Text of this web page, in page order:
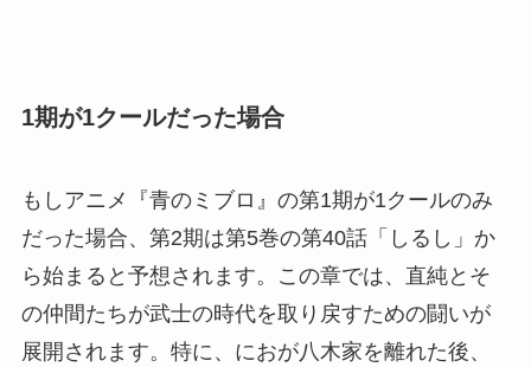
1期が1クールだった場合
もしアニメ『青のミブロ』の第1期が1クールのみ
だった場合、第2期は第5巻の第40話「しるし」か
ら始まると予想されます。この章では、直純とそ
の仲間たちが武士の時代を取り戻すための闘いが
展開されます。特に、におが八木家を離れた後、